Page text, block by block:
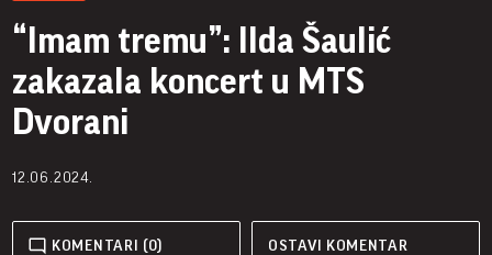
“Imam tremu”: Ilda Šaulić
zakazala koncert u MTS
Dvorani
12.06.2024.
KOMENTARI (0) OSTAVI KOMENTAR